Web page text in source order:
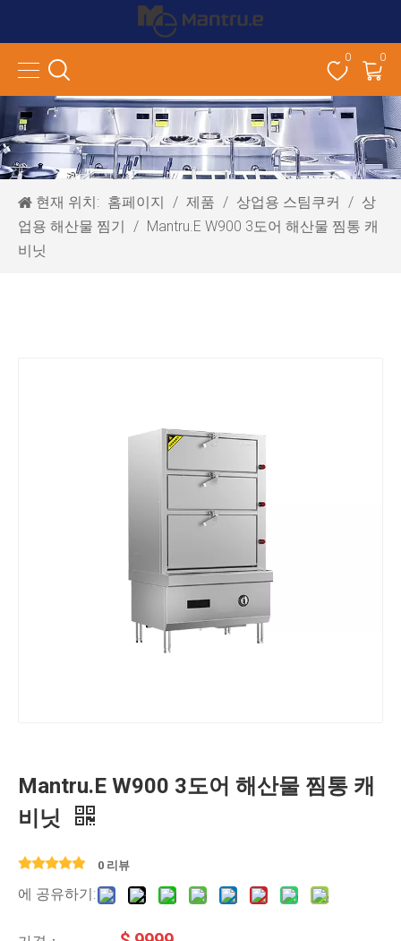
0 0
현재 위치: 홈페이지 / 제품 / 상업용 스팀쿠커 / 상
업용 해산물 찜기
/ Mantru.E W900 3도어 해산물 찜통 캐
비닛
Mantru.E W900 3도어 해산물 찜통 캐
비닛
0 리뷰
에 공유하기: